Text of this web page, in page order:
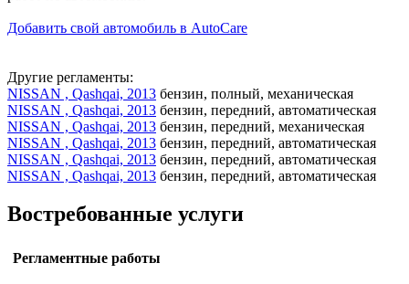
Добавить свой автомобиль в AutoCare
Другие регламенты:
NISSAN , Qashqai, 2013 бензин, полный, механическая
NISSAN , Qashqai, 2013 бензин, передний, автоматическая
NISSAN , Qashqai, 2013 бензин, передний, механическая
NISSAN , Qashqai, 2013 бензин, передний, автоматическая
NISSAN , Qashqai, 2013 бензин, передний, автоматическая
NISSAN , Qashqai, 2013 бензин, передний, автоматическая
Востребованные услуги
Регламентные работы